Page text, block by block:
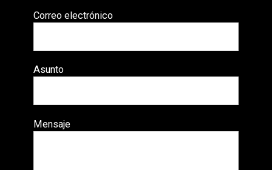
Correo electrónico
Asunto
Mensaje